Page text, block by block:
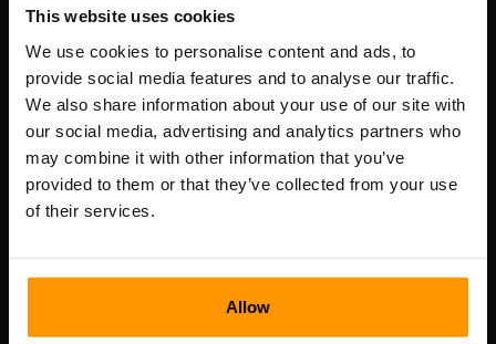
This website uses cookies
We use cookies to personalise content and ads, to
provide social media features and to analyse our traffic.
We also share information about your use of our site with
our social media, advertising and analytics partners who
may combine it with other information that you’ve
provided to them or that they’ve collected from your use
of their services.
Allow
Công ty chúng tôi
Scalable Hosting Solutions OÜ
Số VAT: EE102133820
Địa chỉ: Harju maakond, Tallinn, Kesklinna linnaosa,
Vesivärava tn 50-201, 10152